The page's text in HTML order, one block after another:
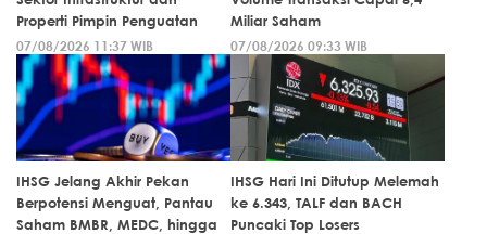
Properti Pimpin Penguatan
07/08/2026 11:37 WIB
Miliar Saham
07/08/2026 09:33 WIB
IHSG Jelang Akhir Pekan
Berpotensi Menguat, Pantau
Saham BMBR, MEDC, hingga
IHSG Hari Ini Ditutup Melemah
ke 6.343, TALF dan BACH
Puncaki Top Losers